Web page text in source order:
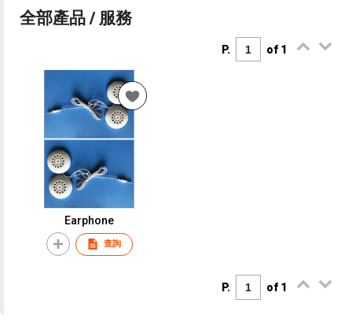
全部產品 / 服務
P. of 1
Earphone
查詢
P. of 1